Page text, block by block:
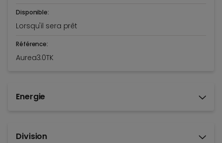
Disponible:
Lorsqu'il sera prêt
Référence:
Aurea3.0TK
Energie
Division